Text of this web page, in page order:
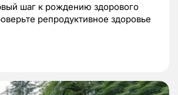
шаг к рождению здорового
репродуктивное здоровье